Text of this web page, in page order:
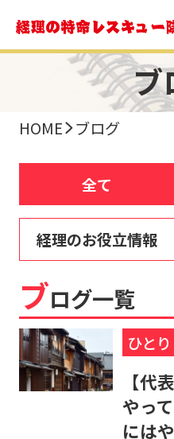
ブ
HOME ブログ
全て
経理のお役立情報
ブログ一覧
ひと
【代
やっ
には